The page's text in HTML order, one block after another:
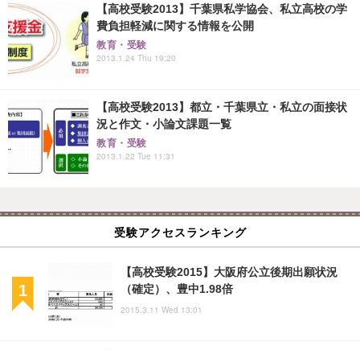
【高校受験2013】千葉県私学協会、私立高校の学
費負担軽減に関する情報を公開
教育・受験
2013.1.24 Thu 19:20
【高校受験2013】都立・千葉県立・私立の面接状
況と作文・小論文課題一覧
教育・受験
2013.1.22 Tue 11:31
受験アクセスランキング
【高校受験2015】大阪府公立後期出願状況
（確定）、豊中1.98倍
2015.3.11 Wed 13:01